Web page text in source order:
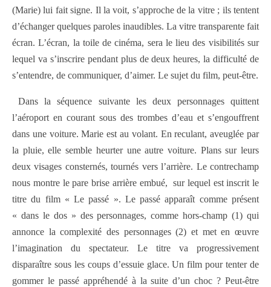
(Marie) lui fait signe. Il la voit, s’approche de la vitre ; ils tentent
d’échanger quelques paroles inaudibles. La vitre transparente fait
écran. L’écran, la toile de cinéma, sera le lieu des visibilités sur
lequel va s’inscrire pendant plus de deux heures, la difficulté de
s’entendre, de communiquer, d’aimer. Le sujet du film, peut-être.
Dans la séquence suivante les deux personnages quittent
l’aéroport en courant sous des trombes d’eau et s’engouffrent
dans une voiture. Marie est au volant. En reculant, aveuglée par
la pluie, elle semble heurter une autre voiture. Plans sur leurs
deux visages consternés, tournés vers l’arrière. Le contrechamp
nous montre le pare brise arrière embué, sur lequel est inscrit le
titre du film « Le passé ». Le passé apparaît comme présent
« dans le dos » des personnages, comme hors-champ (1) qui
annonce la complexité des personnages (2) et met en œuvre
l’imagination du spectateur. Le titre va progressivement
disparaître sous les coups d’essuie glace. Un film pour tenter de
gommer le passé appréhendé à la suite d’un choc ? Peut-être